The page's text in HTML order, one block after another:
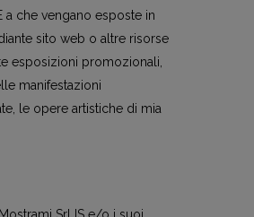
a che vengano esposte in
sito web o altre risorse
esposizioni promozionali,
manifestazioni
le opere artistiche di mia